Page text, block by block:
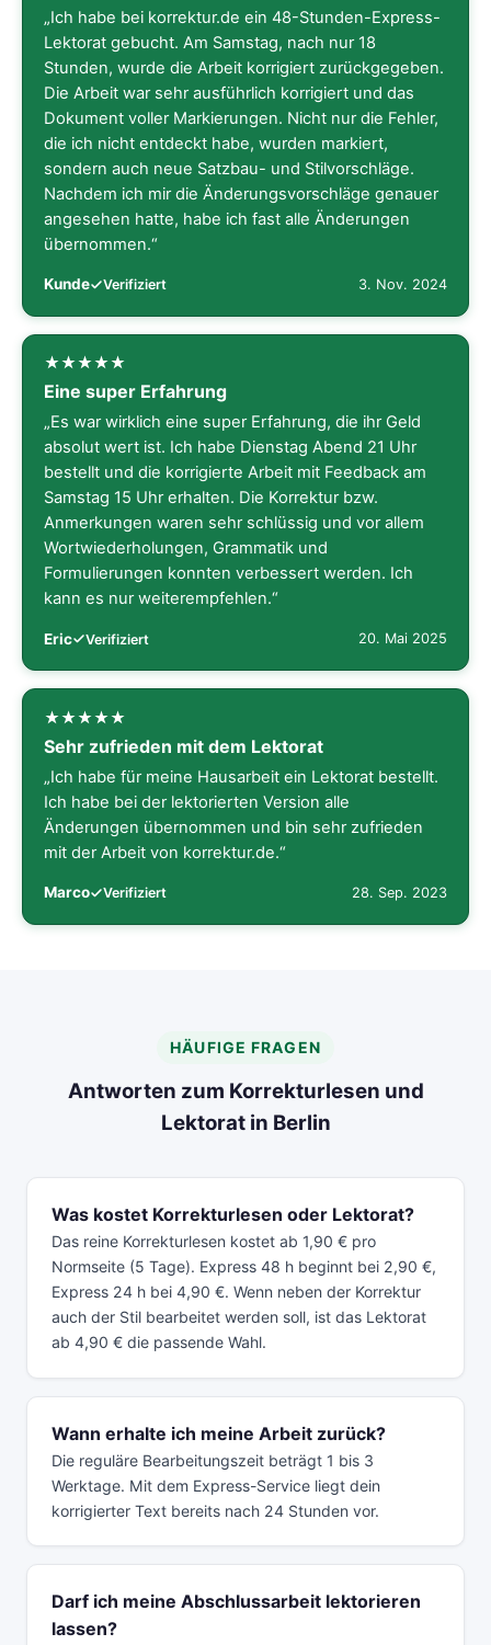
„Ich habe bei korrektur.de ein 48-Stunden-Express-
Lektorat gebucht. Am Samstag, nach nur 18
Stunden, wurde die Arbeit korrigiert zurückgegeben.
Die Arbeit war sehr ausführlich korrigiert und das
Dokument voller Markierungen. Nicht nur die Fehler,
die ich nicht entdeckt habe, wurden markiert,
sondern auch neue Satzbau- und Stilvorschläge.
Nachdem ich mir die Änderungsvorschläge genauer
angesehen hatte, habe ich fast alle Änderungen
übernommen.“
Kunde Verifiziert 3. Nov. 2024
Eine super Erfahrung
„Es war wirklich eine super Erfahrung, die ihr Geld
absolut wert ist. Ich habe Dienstag Abend 21 Uhr
bestellt und die korrigierte Arbeit mit Feedback am
Samstag 15 Uhr erhalten. Die Korrektur bzw.
Anmerkungen waren sehr schlüssig und vor allem
Wortwiederholungen, Grammatik und
Formulierungen konnten verbessert werden. Ich
kann es nur weiterempfehlen.“
Eric Verifiziert 20. Mai 2025
Sehr zufrieden mit dem Lektorat
„Ich habe für meine Hausarbeit ein Lektorat bestellt.
Ich habe bei der lektorierten Version alle
Änderungen übernommen und bin sehr zufrieden
mit der Arbeit von korrektur.de.“
Marco Verifiziert 28. Sep. 2023
HÄUFIGE FRAGEN
Antworten zum Korrekturlesen und
Lektorat in Berlin
Was kostet Korrekturlesen oder Lektorat?
Das reine Korrekturlesen kostet ab 1,90 € pro
Normseite (5 Tage). Express 48 h beginnt bei 2,90 €,
Express 24 h bei 4,90 €. Wenn neben der Korrektur
auch der Stil bearbeitet werden soll, ist das Lektorat
ab 4,90 € die passende Wahl.
Wann erhalte ich meine Arbeit zurück?
Die reguläre Bearbeitungszeit beträgt 1 bis 3
Werktage. Mit dem Express-Service liegt dein
korrigierter Text bereits nach 24 Stunden vor.
Darf ich meine Abschlussarbeit lektorieren
lassen?